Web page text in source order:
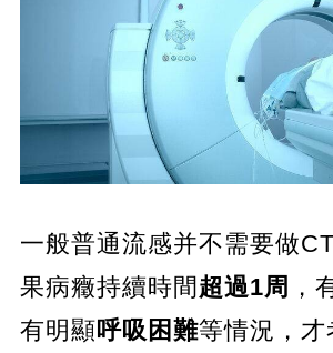
一般普通流感并不需要做
果病癥持續時間 超過1周 ，
有明顯呼吸困難等情況，